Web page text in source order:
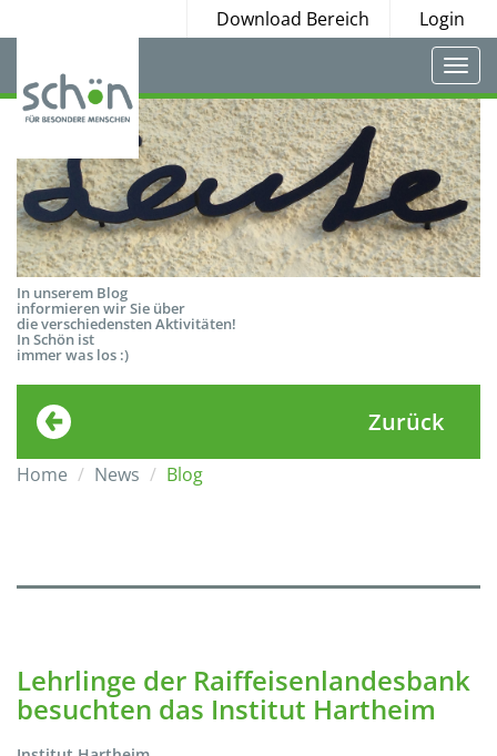
Download Bereich Login
In unserem Blog
informieren wir Sie über
die verschiedensten Aktivitäten!
In Schön ist
immer was los :)
Zurück
Home News Blog
Lehrlinge der Raiffeisenlandesbank
besuchten das Institut Hartheim